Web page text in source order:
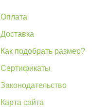
Оплата
Доставка
Как подобрать размер?
Сертификаты
Законодательство
Карта сайта